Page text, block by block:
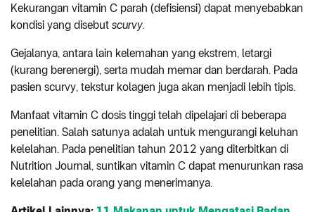
Kekurangan vitamin C parah (defisiensi) dapat menyebabkan
kondisi yang disebut scurvy.
Gejalanya, antara lain kelemahan yang ekstrem, letargi
(kurang berenergi), serta mudah memar dan berdarah. Pada
pasien scurvy, tekstur kolagen juga akan menjadi lebih tipis.
Manfaat vitamin C dosis tinggi telah dipelajari di beberapa
penelitian. Salah satunya adalah untuk mengurangi keluhan
kelelahan. Pada penelitian tahun 2012 yang diterbitkan di
Nutrition Journal, suntikan vitamin C dapat menurunkan rasa
kelelahan pada orang yang menerimanya.